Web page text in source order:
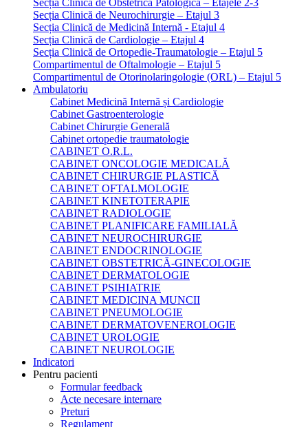
Secția Clinică de Obstetrică Patologică – Etajele 2-3
Secția Clinică de Neurochirurgie – Etajul 3
Secția Clinică de Medicină Internă - Etajul 4
Secția Clinică de Cardiologie – Etajul 4
Secția Clinică de Ortopedie-Traumatologie – Etajul 5
Compartimentul de Oftalmologie – Etajul 5
Compartimentul de Otorinolaringologie (ORL) – Etajul 5
Ambulatoriu
Cabinet Medicină Internă și Cardiologie
Cabinet Gastroenterologie
Cabinet Chirurgie Generală
Cabinet ortopedie traumatologie
CABINET O.R.L.
CABINET ONCOLOGIE MEDICALĂ
CABINET CHIRURGIE PLASTICĂ
CABINET OFTALMOLOGIE
CABINET KINETOTERAPIE
CABINET RADIOLOGIE
CABINET PLANIFICARE FAMILIALĂ
CABINET NEUROCHIRURGIE
CABINET ENDOCRINOLOGIE
CABINET OBSTETRICĂ-GINECOLOGIE
CABINET DERMATOLOGIE
CABINET PSIHIATRIE
CABINET MEDICINA MUNCII
CABINET PNEUMOLOGIE
CABINET DERMATOVENEROLOGIE
CABINET UROLOGIE
CABINET NEUROLOGIE
Indicatori
Pentru pacienti
Formular feedback
Acte necesare internare
Preturi
Regulament